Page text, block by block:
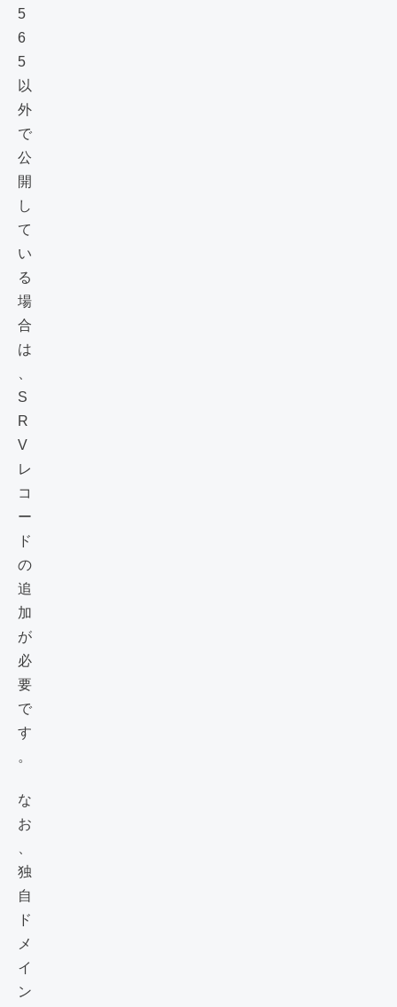
5
6
5
以
外
で
公
開
し
て
い
る
場
合
は
、
S
R
V
レ
コ
ー
ド
の
追
加
が
必
要
で
す
。
な
お
、
独
自
ド
メ
イ
ン